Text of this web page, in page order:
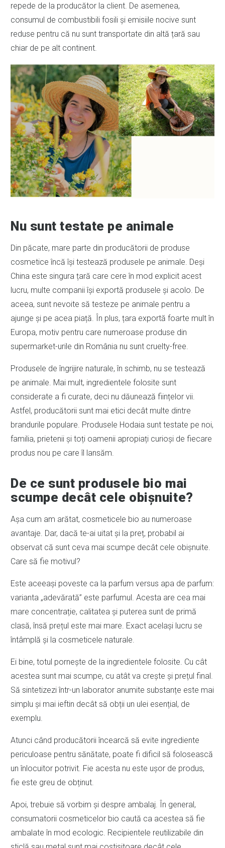
repede de la producător la client. De asemenea,
consumul de combustibili fosili și emisiile nocive sunt
reduse pentru că nu sunt transportate din altă țară sau
chiar de pe alt continent.
Nu sunt testate pe animale
Din păcate, mare parte din producătorii de produse
cosmetice încă își testează produsele pe animale. Deși
China este singura țară care cere în mod explicit acest
lucru, multe companii își exportă produsele și acolo. De
aceea, sunt nevoite să testeze pe animale pentru a
ajunge și pe acea piață. În plus, țara exportă foarte mult în
Europa, motiv pentru care numeroase produse din
supermarket-urile din România nu sunt cruelty-free.
Produsele de îngrijire naturale, în schimb, nu se testează
pe animale. Mai mult, ingredientele folosite sunt
considerate a fi curate, deci nu dăunează ființelor vii.
Astfel, producătorii sunt mai etici decât multe dintre
brandurile populare. Produsele Hodaia sunt testate pe noi,
familia, prietenii și toți oamenii apropiați curioși de fiecare
produs nou pe care îl lansăm.
De ce sunt produsele bio mai
scumpe decât cele obișnuite?
Așa cum am arătat, cosmeticele bio au numeroase
avantaje. Dar, dacă te-ai uitat și la preț, probabil ai
observat că sunt ceva mai scumpe decât cele obișnuite.
Care să fie motivul?
Este aceeași poveste ca la parfum versus apa de parfum:
varianta „adevărată” este parfumul. Acesta are cea mai
mare concentrație, calitatea și puterea sunt de primă
clasă, însă prețul este mai mare. Exact același lucru se
întâmplă și la cosmeticele naturale.
Ei bine, totul pornește de la ingredientele folosite. Cu cât
acestea sunt mai scumpe, cu atât va crește și prețul final.
Să sintetizezi într-un laborator anumite substanțe este mai
simplu și mai ieftin decât să obții un ulei esențial, de
exemplu.
Atunci când producătorii încearcă să evite ingrediente
periculoase pentru sănătate, poate fi dificil să folosească
un înlocuitor potrivit. Fie acesta nu este ușor de produs,
fie este greu de obținut.
Apoi, trebuie să vorbim și despre ambalaj. În general,
consumatorii cosmeticelor bio caută ca acestea să fie
ambalate în mod ecologic. Recipientele reutilizabile din